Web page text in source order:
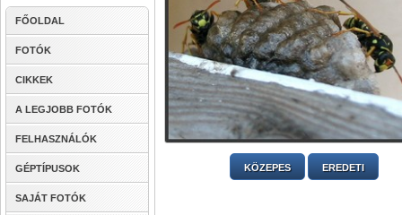
FŐOLDAL
FOTÓK
CIKKEK
A LEGJOBB FOTÓK
FELHASZNÁLÓK
GÉPTÍPUSOK
SAJÁT FOTÓK
KÖZEPES EREDETI